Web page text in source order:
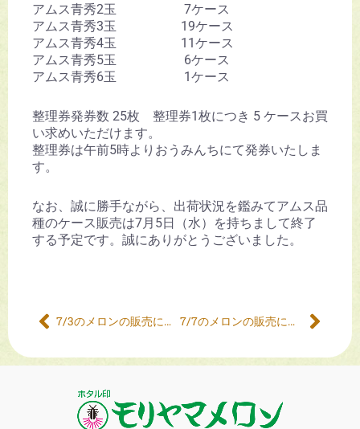
アムス青秀2玉 7ケース
アムス青秀3玉 19ケース
アムス青秀4玉 11ケース
アムス青秀5玉 6ケース
アムス青秀6玉 1ケース
整理券発券数 25枚 整理券1枚につき 5 ケースお買
い求めいただけます。
整理券は午前5時よりおうみんちにて発券いたしま
す。
なお、誠に勝手ながら、出荷状況を鑑みてアムス品
種のケース販売は7月5日（水）を持ちまして終了
する予定です。誠にありがとうございました。
7/3のメロンの販売について 7/7のメロンの販売について